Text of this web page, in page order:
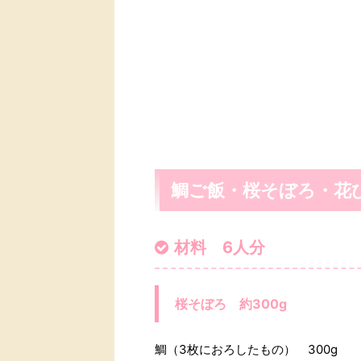
鯛ご飯・桜そぼろ・花
材料 6人分
桜そぼろ 約300g
鯛（3枚におろしたもの） 300g